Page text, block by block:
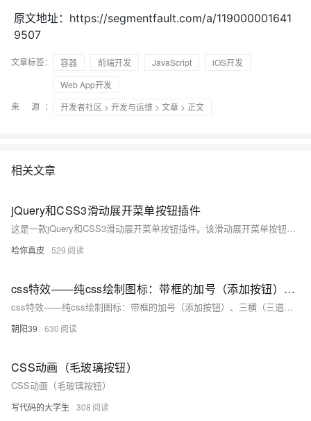
原文地址：https://segmentfault.com/a/119000001641
9507
文章标签： 容器 前端开发 JavaScript
iOS开发
Web App开发
来 源：
开发者社区 > 开发与运维 > 文章 > 正文
相关文章
jQuery和CSS3滑动展开菜单按钮插件
这是一款jQuery和CSS3滑动展开菜单按钮插件。该滑动展开菜单按钮在用户点击主菜单按钮之后，子菜单以滑动的方式依次展开
哈你真皮 529
css特效——纯css绘制图标：带框的加号（添加按钮）、三横（三道杠）、带圈点（双层圆点）
css特效——纯css绘制图标：带框的加号（添加按钮）、三横（三道杠）、带圈点（双层圆点）
朝阳39 630
CSS动画（毛玻璃按钮）
CSS动画（毛玻璃按钮）
写代码的大学生 308